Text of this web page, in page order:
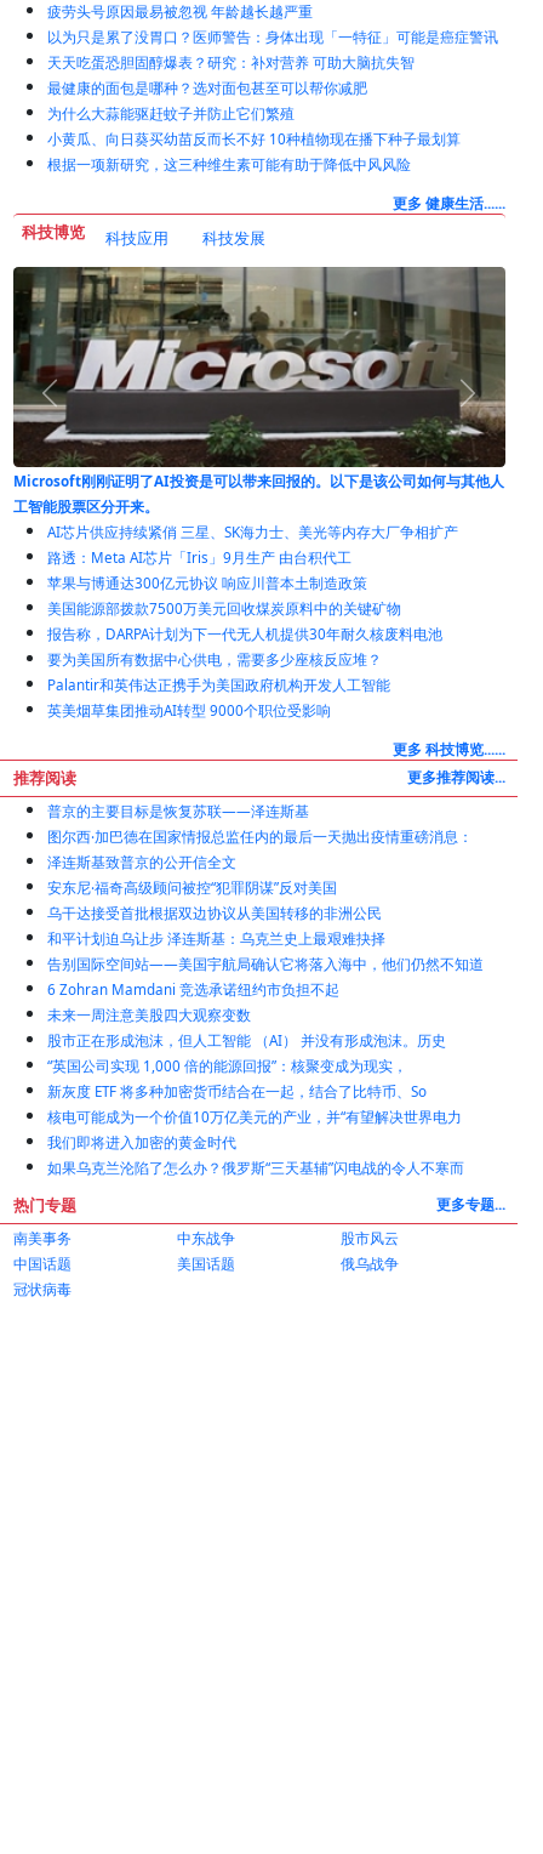
疲劳头号原因最易被忽视 年龄越长越严重
以为只是累了没胃口？医师警告：身体出现「一特征」可能是癌症警讯
天天吃蛋恐胆固醇爆表？研究：补对营养 可助大脑抗失智
最健康的面包是哪种？选对面包甚至可以帮你减肥
为什么大蒜能驱赶蚊子并防止它们繁殖
小黄瓜、向日葵买幼苗反而长不好 10种植物现在播下种子最划算
根据一项新研究，这三种维生素可能有助于降低中风风险
更多 健康生活......
科技博览 科技应用 科技发展
其他人全球煤炭消费创下纪录，尽管煤炭发电正在减少
AI芯片供应持续紧俏 三星、SK海力士、美光等内存大厂争相扩产
路透：Meta AI芯片「Iris」9月生产 由台积代工
苹果与博通达300亿元协议 响应川普本土制造政策
美国能源部拨款7500万美元回收煤炭原料中的关键矿物
报告称，DARPA计划为下一代无人机提供30年耐久核废料电池
要为美国所有数据中心供电，需要多少座核反应堆？
Palantir和英伟达正携手为美国政府机构开发人工智能
英美烟草集团推动AI转型 9000个职位受影响
更多 科技博览......
推荐阅读
更多推荐阅读...
普京的主要目标是恢复苏联——泽连斯基
图尔西·加巴德在国家情报总监任内的最后一天抛出疫情重磅消息：
泽连斯基致普京的公开信全文
安东尼·福奇高级顾问被控“犯罪阴谋”反对美国
乌干达接受首批根据双边协议从美国转移的非洲公民
和平计划迫乌让步 泽连斯基：乌克兰史上最艰难抉择
告别国际空间站——美国宇航局确认它将落入海中，他们仍然不知道
6 Zohran Mamdani 竞选承诺纽约市负担不起
未来一周注意美股四大观察变数
股市正在形成泡沫，但人工智能 （AI） 并没有形成泡沫。历史
“英国公司实现 1,000 倍的能源回报”：核聚变成为现实，
新灰度 ETF 将多种加密货币结合在一起，结合了比特币、So
核电可能成为一个价值10万亿美元的产业，并“有望解决世界电力
我们即将进入加密的黄金时代
如果乌克兰沦陷了怎么办？俄罗斯“三天基辅”闪电战的令人不寒而
热门专题
更多专题...
南美事务
中东战争
股市风云
中国话题
美国话题
俄乌战争
冠状病毒